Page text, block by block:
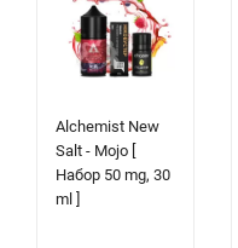
Alchemist New
Salt - Mojo [
Набор 50 mg, 30
ml ]